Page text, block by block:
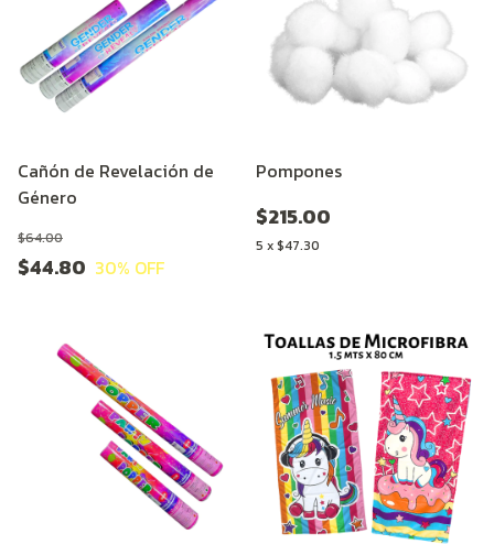
Cañón de Revelación de
Género
$44.80
$64.00
30% OFF
Pompones
$215.00
5 x$47.30